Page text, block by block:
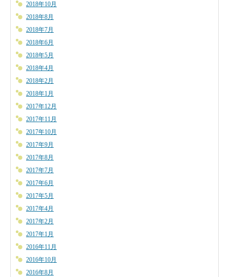
2018年10月
2018年8月
2018年7月
2018年6月
2018年5月
2018年4月
2018年2月
2018年1月
2017年12月
2017年11月
2017年10月
2017年9月
2017年8月
2017年7月
2017年6月
2017年5月
2017年4月
2017年2月
2017年1月
2016年11月
2016年10月
2016年8月